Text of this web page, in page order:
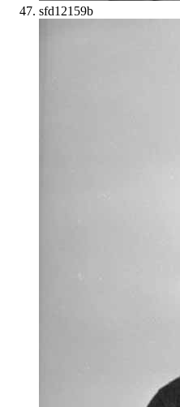
sfd12159b